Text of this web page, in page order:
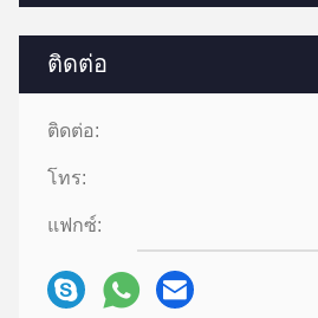
ติดต่อ
ติดต่อ:
โทร:
แฟกซ์: